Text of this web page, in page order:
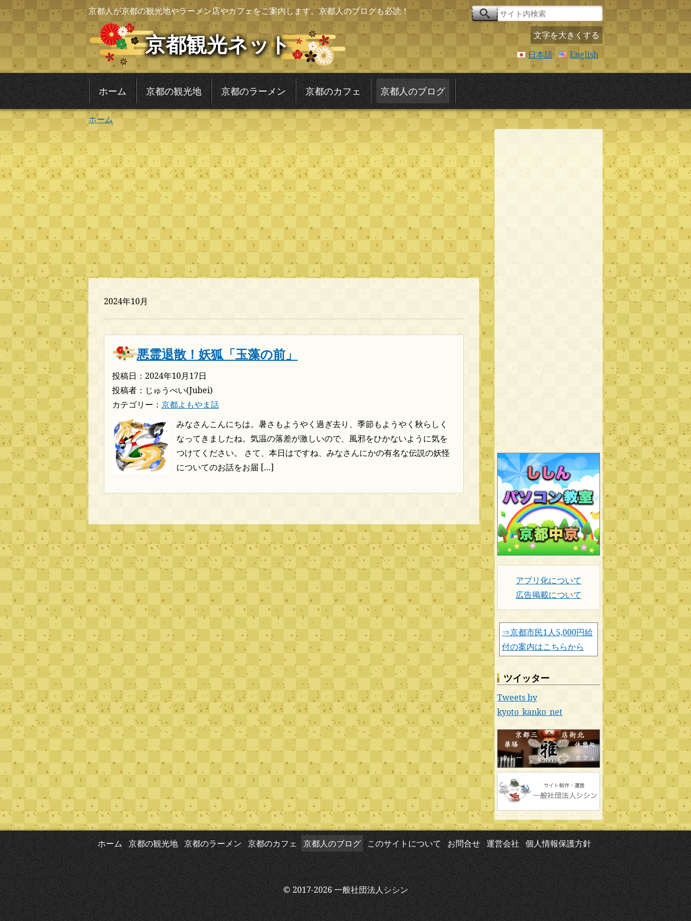
京都人が京都の観光地やラーメン店やカフェをご案内します。京都人のブログも必読！
京都観光ネット
文字を大きくする
日本語
English
ホーム 京都の観光地 京都のラーメン 京都のカフェ 京都人のブログ
ホーム
2024年10月
悪霊退散！妖狐「玉藻の前」
投稿日：2024年10月17日
投稿者：じゅうべい(Jubei)
カテゴリー： 京都よもやま話
みなさんこんにちは。暑さもようやく過ぎ去り、季節もようやく秋らしく
なってきましたね。気温の落差が激しいので、風邪をひかないように気を
つけてください。 さて、本日はですね、みなさんにかの有名な伝説の妖怪
についてのお話をお届 […]
アプリ化について
広告掲載について
⇒京都市民1人5,000円給
付の案内はこちらから
ツイッター
Tweets by
kyoto_kanko_net
ホーム 京都の観光地 京都のラーメン 京都のカフェ 京都人のブログ このサイトについて お問合せ 運営会社 個人情報保護方針
© 2017-2026 一般社団法人シシン